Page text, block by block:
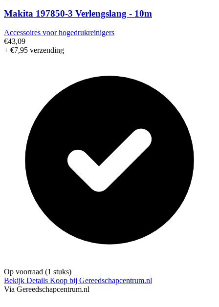
Makita 197850-3 Verlengslang - 10m
Accessoires voor hogedrukreinigers
€43,09
+ €7,95 verzending
Op voorraad (1 stuks)
Bekijk Details Koop bij Gereedschapcentrum.nl
Via Gereedschapcentrum.nl